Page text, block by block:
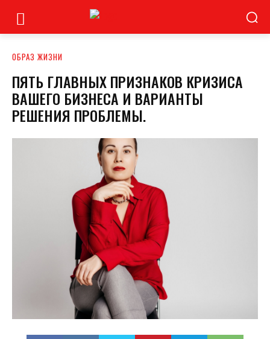
ОБРАЗ ЖИЗНИ
ПЯТЬ ГЛАВНЫХ ПРИЗНАКОВ КРИЗИСА
ВАШЕГО БИЗНЕСА И ВАРИАНТЫ
РЕШЕНИЯ ПРОБЛЕМЫ.